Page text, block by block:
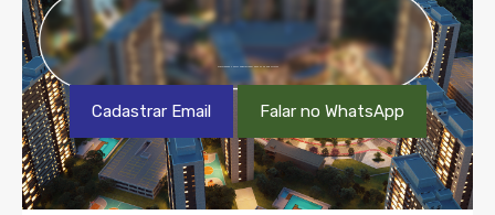
Cadastrar Email Falar no WhatsApp